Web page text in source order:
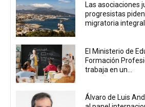
Las asociaciones
progresistas
migratoria integral
El Ministerio de
Formación
trabaja en un...
Álvaro de Luis